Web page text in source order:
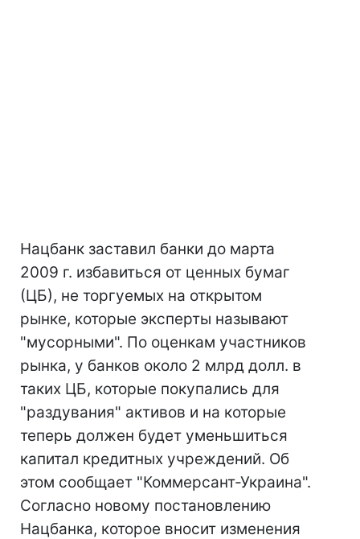
Нацбанк заставил банки до марта
2009 г. избавиться от ценных бумаг
(ЦБ), не торгуемых на открытом
рынке, которые эксперты называют
"мусорными". По оценкам участников
рынка, у банков около 2 млрд долл. в
таких ЦБ, которые покупались для
"раздувания" активов и на которые
теперь должен будет уменьшиться
капитал кредитных учреждений. Об
этом сообщает "Коммерсант-Украина".
Согласно новому постановлению
Нацбанка, которое вносит изменения